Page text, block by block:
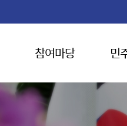
참여마당 민